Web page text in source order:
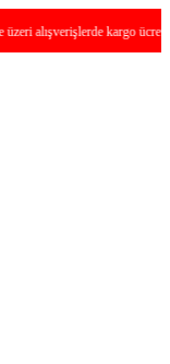
alışverişlerde kargo ücretsiz !